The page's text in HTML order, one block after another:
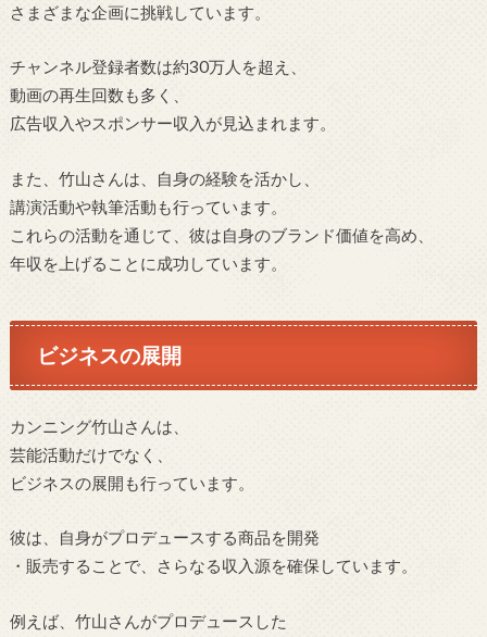
さまざまな企画に挑戦しています。
チャンネル登録者数は約30万人を超え、
動画の再生回数も多く、
広告収入やスポンサー収入が見込まれます。
また、竹山さんは、自身の経験を活かし、
講演活動や執筆活動も行っています。
これらの活動を通じて、彼は自身のブランド価値を高め、
年収を上げることに成功しています。
ビジネスの展開
カンニング竹山さんは、
芸能活動だけでなく、
ビジネスの展開も行っています。
彼は、自身がプロデュースする商品を開発
・販売することで、さらなる収入源を確保しています。
例えば、竹山さんがプロデュースした